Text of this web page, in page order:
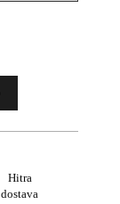
Hitra
dostava